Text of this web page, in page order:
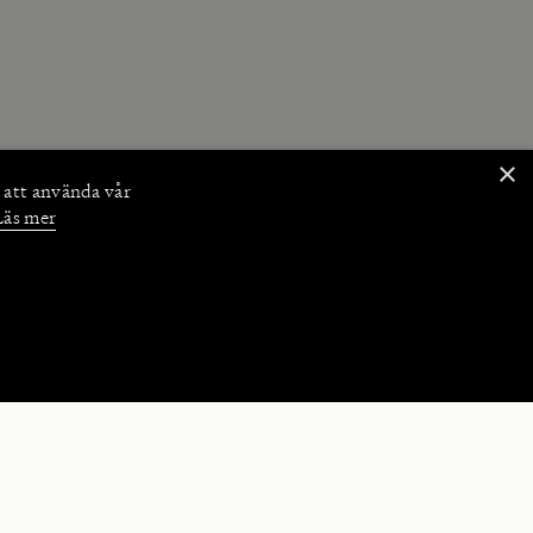
×
använda vår
mer